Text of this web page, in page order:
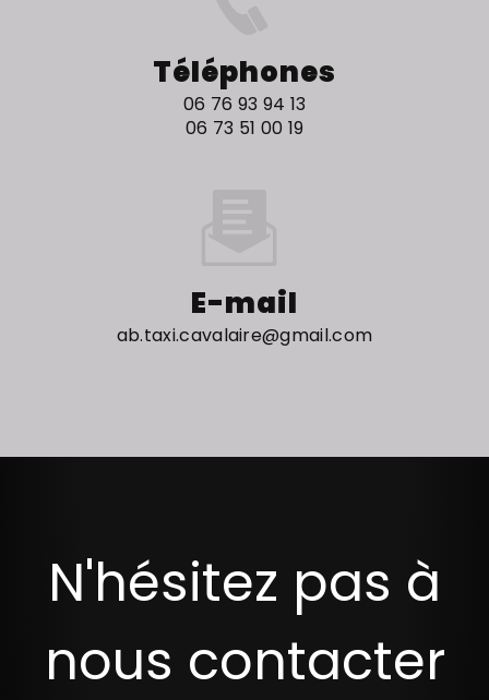
Téléphones
06 76 93 94 13
06 73 51 00 19
E-mail
ab.taxi.cavalaire@gmail.com
N'hésitez pas à
nous contacter